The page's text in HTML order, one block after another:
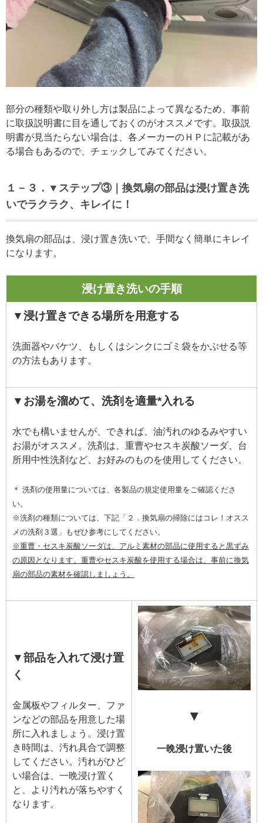
部分の種類や取り外し方は製品によって異なるため、事前
に取扱説明書に目を通しておくのがオススメです。取扱説
明書が見当たらない場合は、各メーカーのＨＰに記載があ
る場合もあるので、チェックしてみてください。
１－３．▼ステップ③｜換気扇の部品は浸け置き洗
いでラクラク、キレイに！
換気扇の部品は、浸け置き洗いで、手間なく簡単にキレイ
になります。
浸け置き洗いの手順
▼浸け置きできる場所を用意する
洗面器やバケツ、もしくはシンクにゴミ袋をかぶせる等
の方法もあります。
▼お湯を溜めて、洗剤を適量*入れる
水でも構いませんが、できれば、油汚れのゆるみやすい
お湯がオススメ。洗剤は、重曹やセスキ炭酸ソーダ、台
所用中性洗剤など、お好みのものを使用してください。
＊ 洗剤の使用量については、各製品の規定使用量をご確認くださ
い。
※洗剤の種類については、下記「２．換気扇の掃除にはコレ！オスス
メの洗剤３選」もぜひ参考にしてください。
※重曹・セスキ炭酸ソーダは、アルミ素材の部品に使用すると黒ずみ
の原因となります。重曹やセスキ炭酸を使用する場合は、事前に換気
扇の部品の素材を確認しましょう。
▼部品を入れて浸け置
く
金属板やフィルター、ファ
ンなどの部品を用意した場
所に入れましょう。浸け置
き時間は、汚れ具合で調整
してください。汚れがひど
い場合は、一晩浸け置く
と、より汚れが落ちやすく
なります。
▼
一晩浸け置いた後